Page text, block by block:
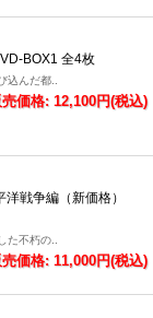
BOX1 全4枚
込んだ都..
価格: 12,100円(税込)
戦争編（新価格）
た不朽の..
価格: 11,000円(税込)